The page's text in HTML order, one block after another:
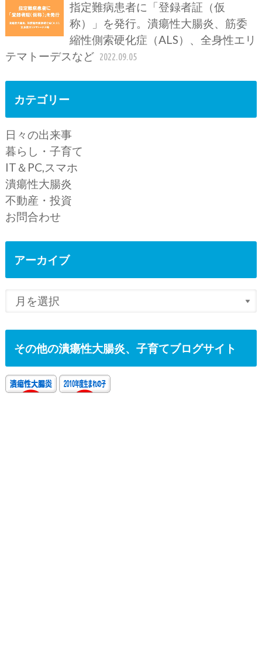
指定難病患者に「登録者証（仮
称）」を発行。潰瘍性大腸炎、筋委
縮性側索硬化症（ALS）、全身性エリ
テマトーデスなど 2022.09.05
カテゴリー
日々の出来事
暮らし・子育て
IT＆PC,スマホ
潰瘍性大腸炎
不動産・投資
お問合わせ
アーカイブ
その他の潰瘍性大腸炎、子育てブログサイト